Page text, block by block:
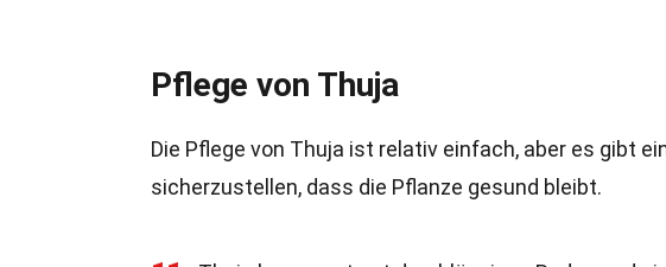
Pflege von Thuja
Die Pflege von Thuja ist relativ einfach, aber es gibt
sicherzustellen, dass die Pflanze gesund bleibt.